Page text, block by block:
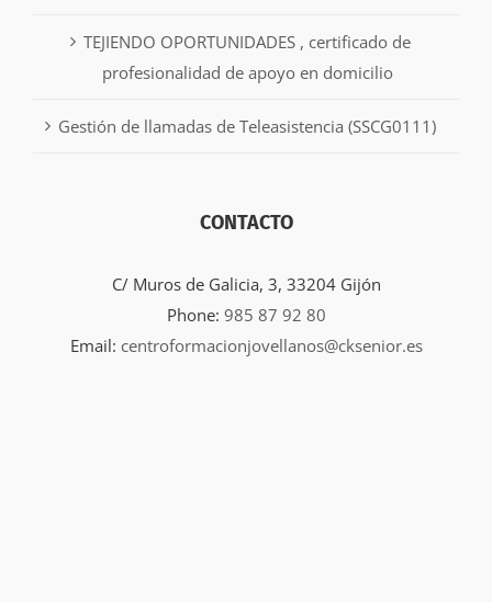
TEJIENDO OPORTUNIDADES , certificado de
profesionalidad de apoyo en domicilio
Gestión de llamadas de Teleasistencia (SSCG0111)
CONTACTO
C/ Muros de Galicia, 3, 33204 Gijón
Phone: 985 87 92 80
Email: centroformacionjovellanos@cksenior.es